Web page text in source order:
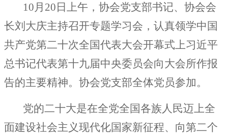
10月20日上午，协会党支部书记、协会会
长刘大庆主持召开专题学习会，认真领学中国
共产党第二十次全国代表大会开幕式上习近平
总书记代表第十九届中央委员会向大会所作报
告的主要精神。协会党支部全体党员参加。
党的二十大是在全党全国各族人民迈上全
面建设社会主义现代化国家新征程、向第二个